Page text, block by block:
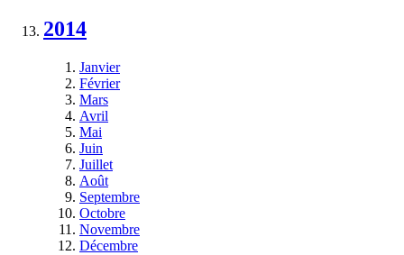
2014
Janvier
Février
Mars
Avril
Mai
Juin
Juillet
Août
Septembre
Octobre
Novembre
Décembre